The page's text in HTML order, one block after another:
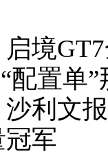
境
配置单
利文
军